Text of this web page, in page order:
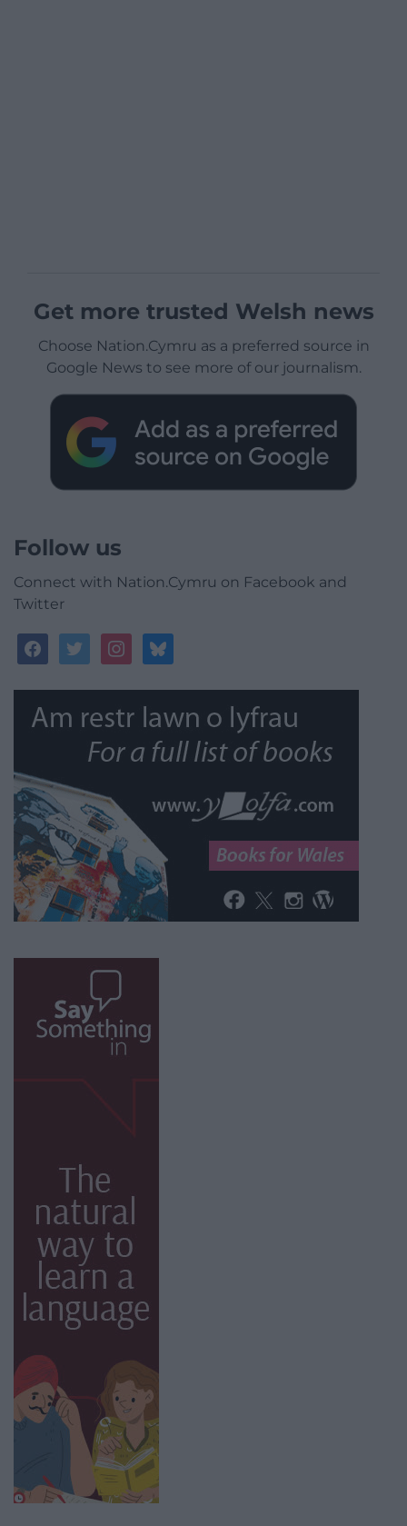
Get more trusted Welsh news
Choose Nation.Cymru as a preferred source in
Google News to see more of our journalism.
Follow us
Connect with Nation.Cymru on Facebook and
Twitter
facebooktwitterinstagrambluesky